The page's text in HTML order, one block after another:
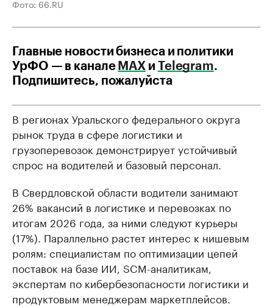
Фото: 66.RU
Главные новости бизнеса и политики
УрФО — в канале МАХ и Telegram.
Подпишитесь, пожалуйста
В регионах Уральского федерального округа
рынок труда в сфере логистики и
грузоперевозок демонстрирует устойчивый
спрос на водителей и базовый персонал.
В Свердловской области водители занимают
26% вакансий в логистике и перевозках по
итогам 2026 года, за ними следуют курьеры
(17%). Параллельно растет интерес к нишевым
ролям: специалистам по оптимизации цепей
поставок на базе ИИ, SCM-аналитикам,
экспертам по кибербезопасности логистики и
продуктовым менеджерам маркетплейсов.